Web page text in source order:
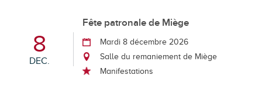
8
DEC.
Fête patronale de Miège
Mardi 8 décembre 2026
Salle du remaniement de Miège
Manifestations